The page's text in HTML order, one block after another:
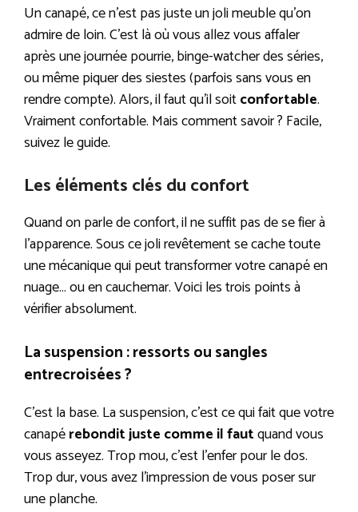
Un canapé, ce n’est pas juste un joli meuble qu’on
admire de loin. C’est là où vous allez vous affaler
après une journée pourrie, binge-watcher des séries,
ou même piquer des siestes (parfois sans vous en
rendre compte). Alors, il faut qu’il soitconfortable.
Vraiment confortable. Mais comment savoir ? Facile,
suivez le guide.
Les éléments clés du confort
Quand on parle de confort, il ne suffit pas de se fier à
l’apparence. Sous ce joli revêtement se cache toute
une mécanique qui peut transformer votre canapé en
nuage… ou en cauchemar. Voici les trois points à
vérifier absolument.
La suspension : ressorts ou sangles
entrecroisées ?
C’est la base. La suspension, c’est ce qui fait que votre
canapérebondit juste comme il fautquand vous
vous asseyez. Trop mou, c’est l’enfer pour le dos.
Trop dur, vous avez l’impression de vous poser sur
une planche.